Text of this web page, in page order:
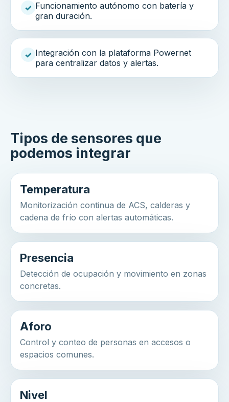
✓ Funcionamiento autónomo con batería y
gran duración.
✓ Integración con la plataforma Powernet
para centralizar datos y alertas.
Tipos de sensores que
podemos integrar
Temperatura
Monitorización continua de ACS, calderas y
cadena de frío con alertas automáticas.
Presencia
Detección de ocupación y movimiento en zonas
concretas.
Aforo
Control y conteo de personas en accesos o
espacios comunes.
Nivel